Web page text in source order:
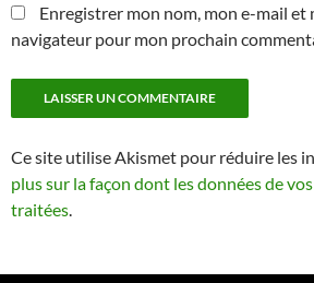
Enregistrer mon nom, mon e-mail et
navigateur pour mon prochain
Ce site utilise Akismet pour réduire les
plus sur la façon dont les données de
traitées